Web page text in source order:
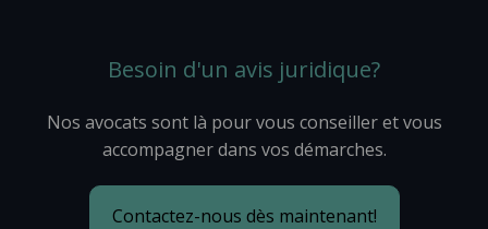
Besoin d'un avis juridique?
Nos avocats sont là pour vous conseiller et vous
accompagner dans vos démarches.
Contactez-nous dès maintenant!